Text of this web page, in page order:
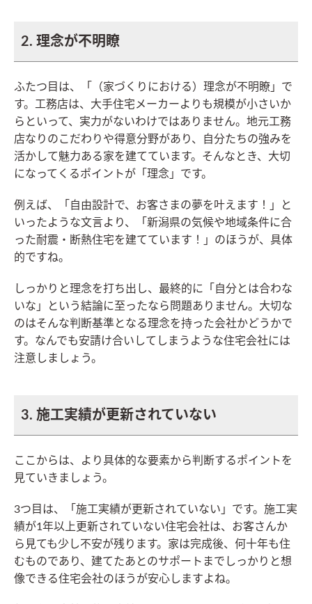
2. 理念が不明瞭
ふたつ目は、「（家づくりにおける）理念が不明瞭」で
す。工務店は、大手住宅メーカーよりも規模が小さいか
らといって、実力がないわけではありません。地元工務
店なりのこだわりや得意分野があり、自分たちの強みを
活かして魅力ある家を建てています。そんなとき、大切
になってくるポイントが「理念」です。
例えば、「自由設計で、お客さまの夢を叶えます！」と
いったような文言より、「新潟県の気候や地域条件に合
った耐震・断熱住宅を建てています！」のほうが、具体
的ですね。
しっかりと理念を打ち出し、最終的に「自分とは合わな
いな」という結論に至ったなら問題ありません。大切な
のはそんな判断基準となる理念を持った会社かどうかで
す。なんでも安請け合いしてしまうような住宅会社には
注意しましょう。
3. 施工実績が更新されていない
ここからは、より具体的な要素から判断するポイントを
見ていきましょう。
3つ目は、「施工実績が更新されていない」です。施工実
績が1年以上更新されていない住宅会社は、お客さんか
ら見ても少し不安が残ります。家は完成後、何十年も住
むものであり、建てたあとのサポートまでしっかりと想
像できる住宅会社のほうが安心しますよね。